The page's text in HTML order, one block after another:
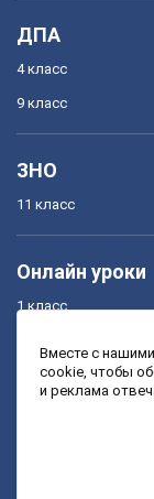
ДПА
4 класс
9 класс
ЗНО
11 класс
Онлайн уроки
1 класс
3 класс
Вместе с
cookie, чтобы
и реклама